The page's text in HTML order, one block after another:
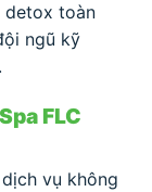
detox toàn
ngũ kỹ
FLC
vụ không